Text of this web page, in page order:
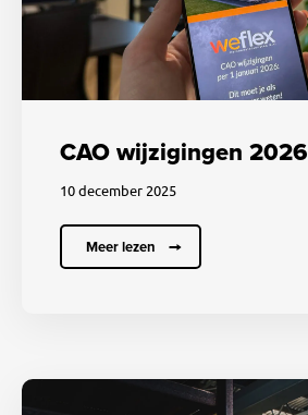
CAO wijzigingen 2026
10 december 2025
Meer lezen